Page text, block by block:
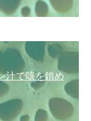
汁で咳を鎮め